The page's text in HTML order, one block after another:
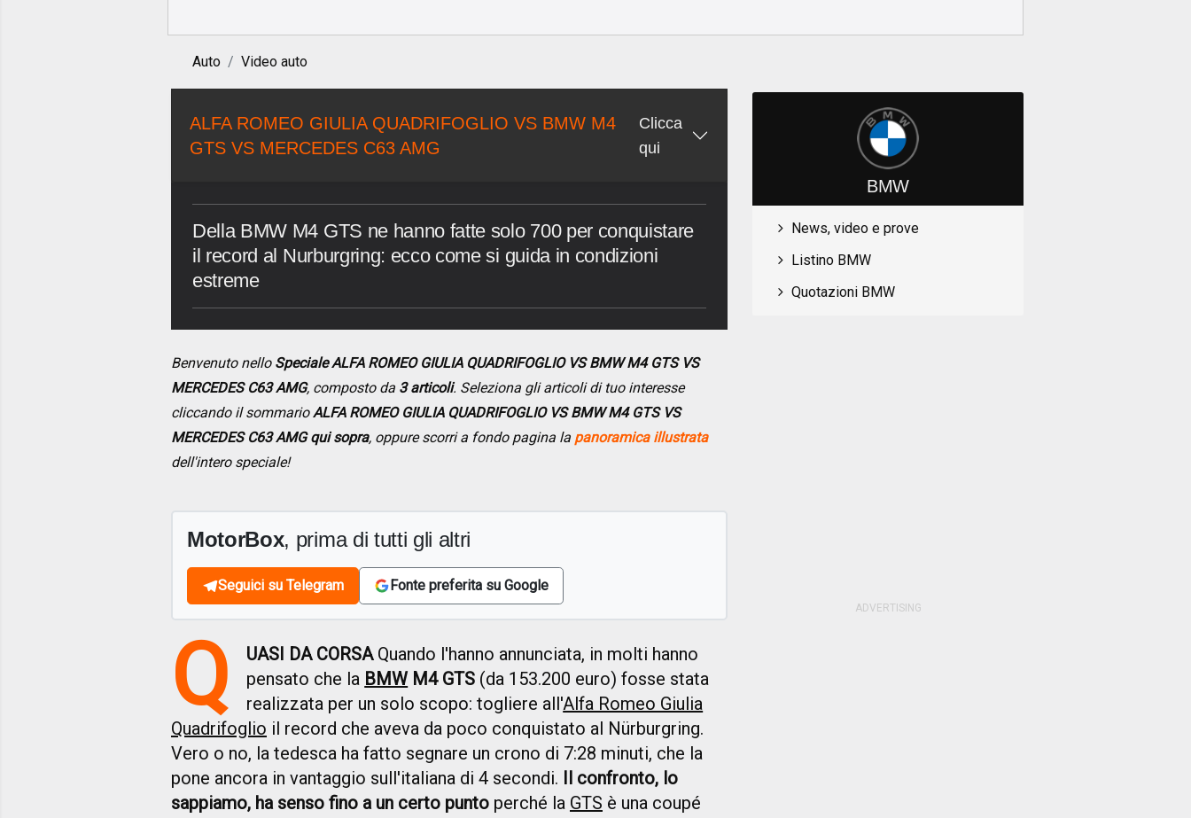
Auto Video auto
ALFA ROMEO GIULIA QUADRIFOGLIO VS BMW M4
GTS VS MERCEDES C63 AMG
Clicca
qui
Della BMW M4 GTS ne hanno fatte solo 700 per conquistare
il record al Nurburgring: ecco come si guida in condizioni
estreme
Benvenuto nello Speciale ALFA ROMEO GIULIA QUADRIFOGLIO VS BMW M4 GTS VS
MERCEDES C63 AMG, composto da 3 articoli. Seleziona gli articoli di tuo interesse
cliccando il sommarioALFA ROMEO GIULIA QUADRIFOGLIO VS BMW M4 GTS VS
MERCEDES C63 AMG qui sopra, oppure scorri a fondo pagina la panoramica illustrata
dell'intero speciale!
MotorBox, prima di tutti gli altri
Seguici su Telegram Fonte preferita su Google
Q UASI DA CORSAQuando l'hanno annunciata, in molti hanno
pensato che la BMWM4 GTS (da 153.200 euro) fosse stata
realizzata per un solo scopo: togliere all'Alfa Romeo Giulia
Quadrifoglio il record che aveva da poco conquistato al Nürburgring.
Vero o no, la tedesca ha fatto segnare un crono di 7:28 minuti, che la
pone ancora in vantaggio sull'italiana di 4 secondi. Il confronto, lo
sappiamo, ha senso fino a un certo punto perché la GTS è una coupé
BMW
News, video e prove
Listino BMW
Quotazioni BMW